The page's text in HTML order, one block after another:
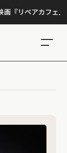
ペアカフェ』、上